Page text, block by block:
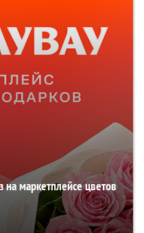
маркетплейсе цветов